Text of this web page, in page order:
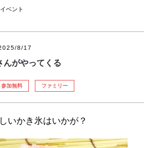
イベント
8/17
んがやってくる
参加無料 ファミリー
いかき氷はいかが？